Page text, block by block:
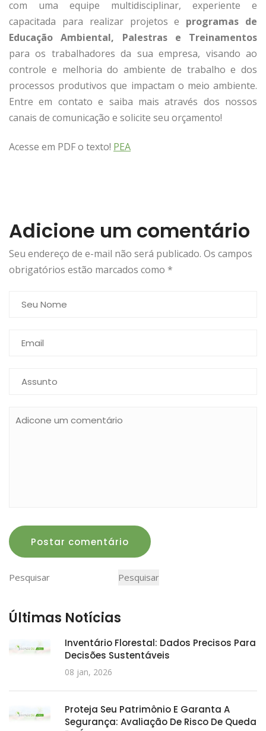
com uma equipe multidisciplinar, experiente e
capacitada para realizar projetos e programas de
Educação Ambiental, Palestras e Treinamentos
para os trabalhadores da sua empresa, visando ao
controle e melhoria do ambiente de trabalho e dos
processos produtivos que impactam o meio ambiente.
Entre em contato e saiba mais através dos nossos
canais de comunicação e solicite seu orçamento!
Acesse em PDF o texto! PEA
Adicione um comentário
Seu endereço de e-mail não será publicado. Os campos
obrigatórios estão marcados como *
Postar comentário
Pesquisar
Pesquisar
Últimas Notícias
Inventário Florestal: Dados Precisos Para
Decisões Sustentáveis
08 jan, 2026
Proteja Seu Patrimônio E Garanta A
Segurança: Avaliação De Risco De Queda